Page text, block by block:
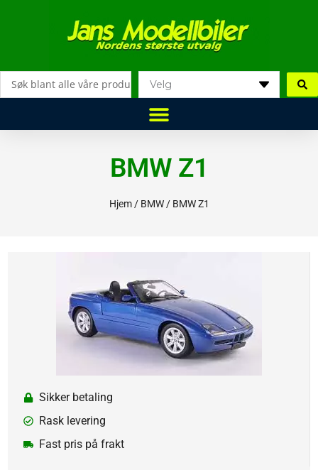
BMW Z1
Hjem/ BMW/ BMW Z1
Sikker betaling
Rask levering
Fast pris på frakt